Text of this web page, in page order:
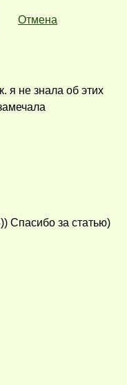
Отмена
я не знала об этих
Спасибо за статью)